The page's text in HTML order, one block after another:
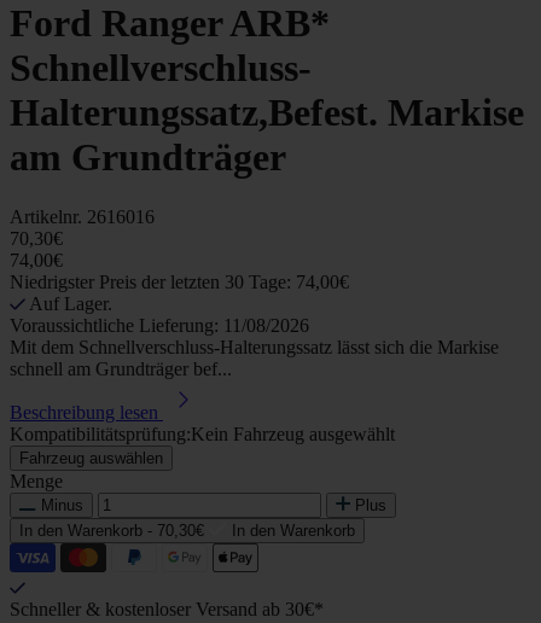
Ford Ranger ARB*
Schnellverschluss-
Halterungssatz,Befest. Markise
am Grundträger
Artikelnr. 2616016
70,30€
74,00€
Niedrigster Preis der letzten 30 Tage: 74,00€
Auf Lager.
Voraussichtliche Lieferung: 11/08/2026
Mit dem Schnellverschluss-Halterungssatz lässt sich die Markise
schnell am Grundträger bef...
Beschreibung lesen
Kompatibilitätsprüfung:Kein Fahrzeug ausgewählt
Fahrzeug auswählen
Menge
Minus
Plus
In den Warenkorb - 70,30€ In den Warenkorb
Schneller & kostenloser Versand ab 30€*